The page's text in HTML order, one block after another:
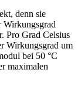
denn sie
Wirkungsgrad
Pro Grad Celsius
Wirkungsgrad um
bei 50 °C
maximalen